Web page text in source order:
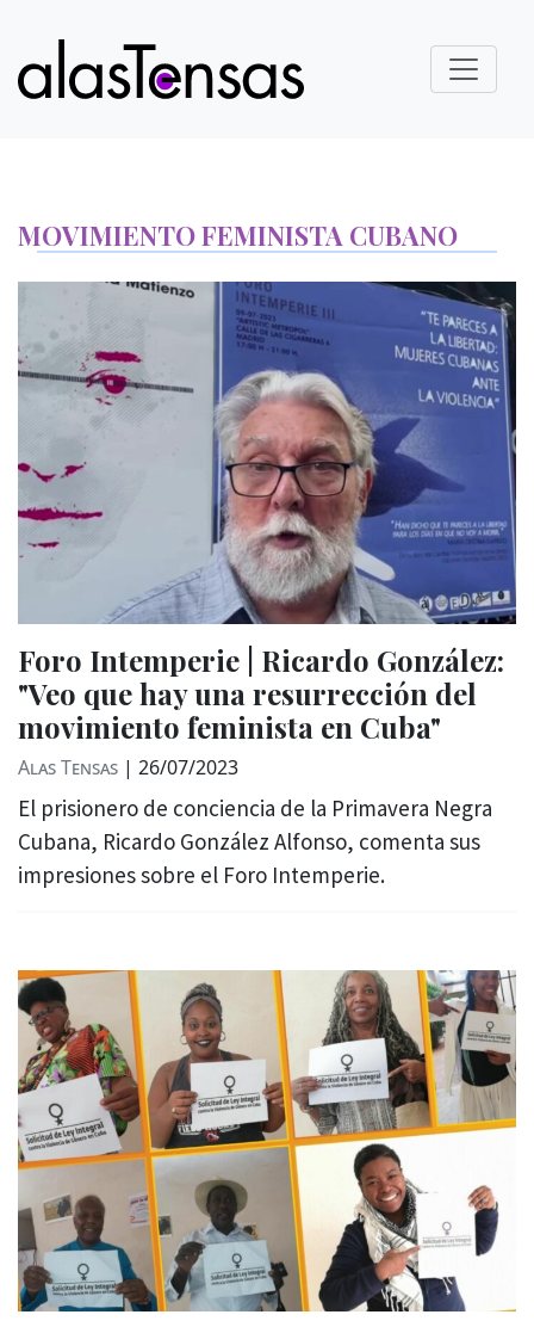
MOVIMIENTO FEMINISTA CUBANO
Foro Intemperie | Ricardo González:
"Veo que hay una resurrección del
movimiento feminista en Cuba"
Alas Tensas | 26/07/2023
El prisionero de conciencia de la Primavera Negra
Cubana, Ricardo González Alfonso, comenta sus
impresiones sobre el Foro Intemperie.